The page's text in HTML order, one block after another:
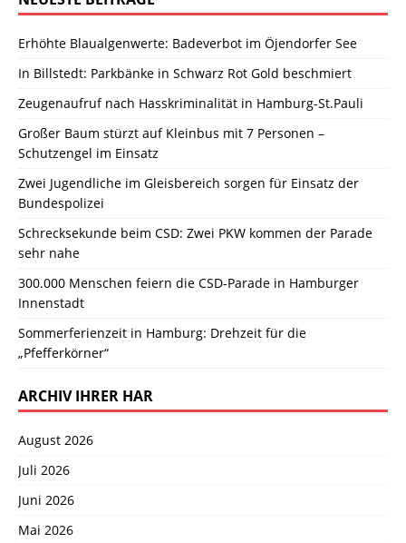
Erhöhte Blaualgenwerte: Badeverbot im Öjendorfer See
In Billstedt: Parkbänke in Schwarz Rot Gold beschmiert
Zeugenaufruf nach Hasskriminalität in Hamburg-St.Pauli
Großer Baum stürzt auf Kleinbus mit 7 Personen –
Schutzengel im Einsatz
Zwei Jugendliche im Gleisbereich sorgen für Einsatz der
Bundespolizei
Schrecksekunde beim CSD: Zwei PKW kommen der Parade
sehr nahe
300.000 Menschen feiern die CSD-Parade in Hamburger
Innenstadt
Sommerferienzeit in Hamburg: Drehzeit für die
„Pfefferkörner“
ARCHIV IHRER HAR
August 2026
Juli 2026
Juni 2026
Mai 2026